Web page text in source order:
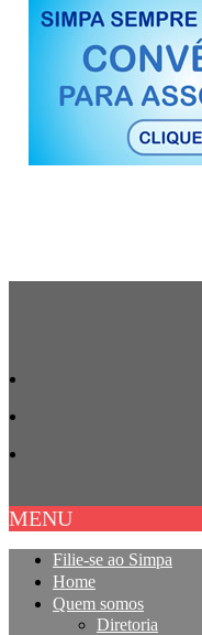
MENU
Filie-se ao Simpa
Home
Quem somos
Diretoria